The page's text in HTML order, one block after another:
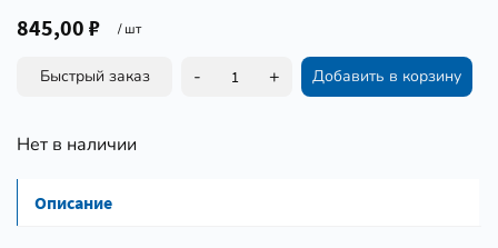
845,00 ₽ / шт
Быстрый заказ - + Добавить в корзину
Нет в наличии
Описание